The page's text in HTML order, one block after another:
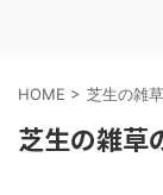
HOME > 芝生の雑
芝生の雑草